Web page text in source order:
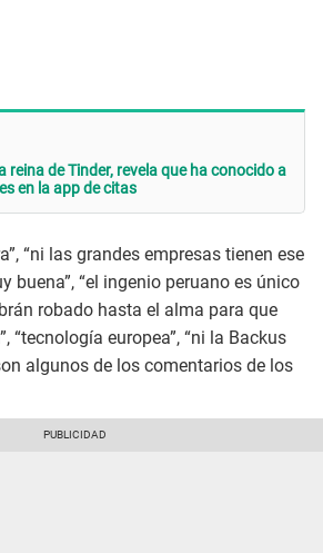
reina de Tinder, revela que ha conocido a
en la app de citas
“ni las grandes empresas tienen ese
buena”, “el ingenio peruano es único
robado hasta el alma para que
“tecnología europea”, “ni la Backus
algunos de los comentarios de los